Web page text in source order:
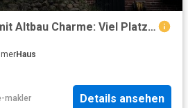
Modernes Wohnen mit Altbau Charme: Viel Platz im Grünen
Haus
makler Details ansehen